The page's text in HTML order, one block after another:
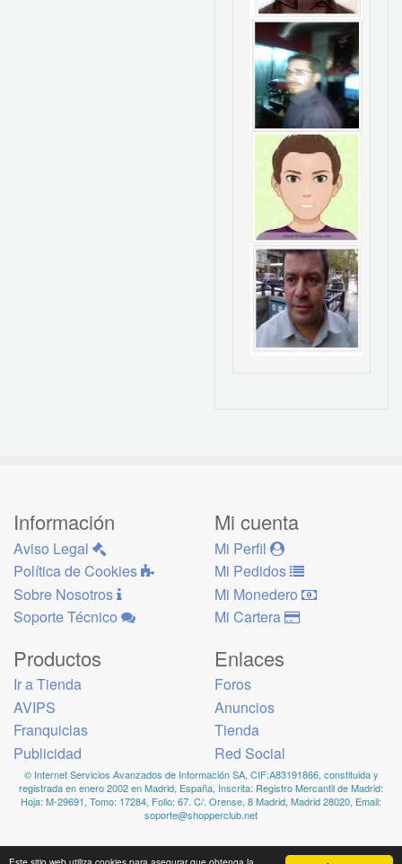
Información
Aviso Legal
Política de Cookies
Sobre Nosotros
Soporte Técnico
Mi cuenta
Mi Perfil
Mi Pedidos
Mi Monedero
Mi Cartera
Productos
Ir a Tienda
AVIPS
Franquicias
Publicidad
Enlaces
Foros
Anuncios
Tienda
Red Social
© Internet Servicios Avanzados de Información SA, CIF:A83191866, constituida y
registrada en enero 2002 en Madrid, España, Inscrita: Registro Mercantil de Madrid:
Hoja: M-29691, Tomo: 17284, Folio: 67. C/. Orense, 8 Madrid, Madrid 28020, Email:
soporte@shopperclub.net